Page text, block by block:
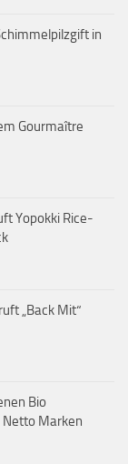
in
Gourmaître
Yopokki Rice-
„Back Mit“
Bio
Netto Marken